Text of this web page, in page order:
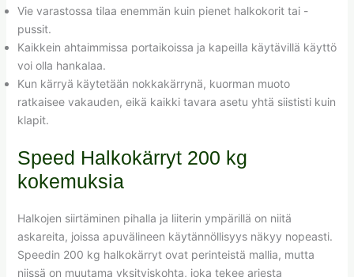
Vie varastossa tilaa enemmän kuin pienet halkokorit tai -
pussit.
Kaikkein ahtaimmissa portaikoissa ja kapeilla käytävillä käyttö
voi olla hankalaa.
Kun kärryä käytetään nokkakärrynä, kuorman muoto
ratkaisee vakauden, eikä kaikki tavara asetu yhtä siististi kuin
klapit.
Speed Halkokärryt 200 kg
kokemuksia
Halkojen siirtäminen pihalla ja liiterin ympärillä on niitä
askareita, joissa apuvälineen käytännöllisyys näkyy nopeasti.
Speedin 200 kg halkokärryt ovat perinteistä mallia, mutta
niissä on muutama yksityiskohta, joka tekee arjesta